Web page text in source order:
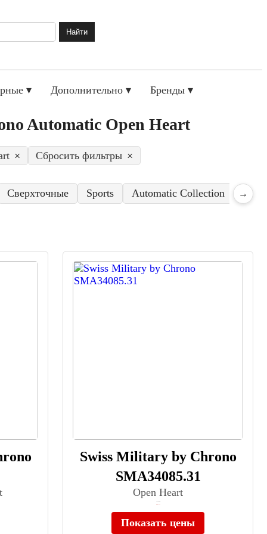
Найти
▾ Дополнительно ▾ Бренды ▾
Automatic Open Heart
× Сбросить фильтры ×
Сверхточные Sports Automatic Collection Day
→
Swiss Military by Chrono
SMA34085.31
Open Heart
Показать цены